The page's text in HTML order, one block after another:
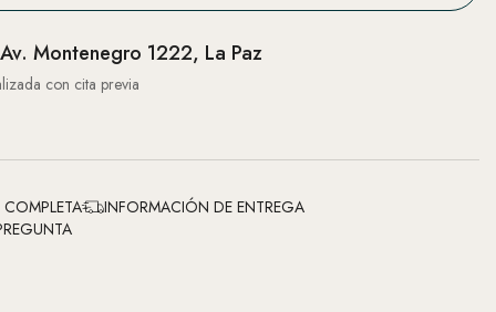
Av. Montenegro 1222, La Paz
con cita previa
INFORMACIÓN DE ENTREGA